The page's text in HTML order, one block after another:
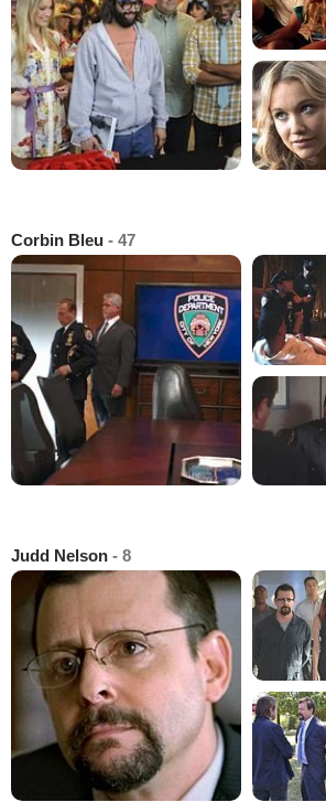
Corbin Bleu - 47
Judd Nelson - 8